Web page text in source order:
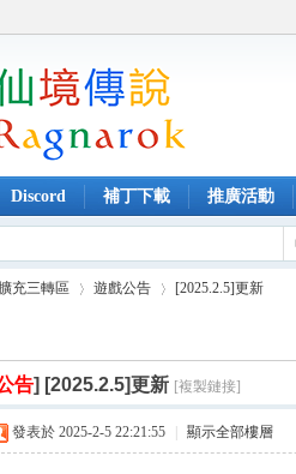
Discord 補丁下載 推廣活動
充三轉區
›
遊戲公告
›
[2025.2.5]更新
告] [2025.2.5]更新 [複製鏈接]
發表於 2025-2-5 22:21:55 顯示全部樓層